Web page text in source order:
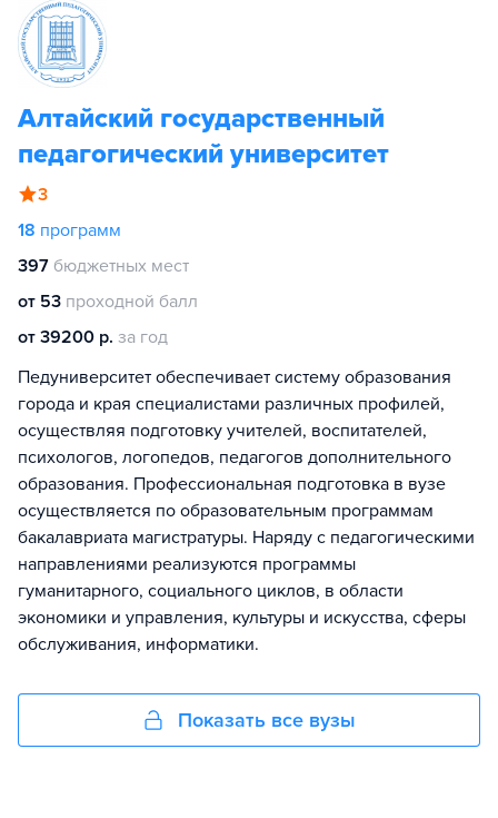
Алтайский государственный
педагогический университет
3
18 программ
397 бюджетных мест
от 53 проходной балл
от 39200 р. за год
Педуниверситет обеспечивает систему образования
города и края специалистами различных профилей,
осуществляя подготовку учителей, воспитателей,
психологов, логопедов, педагогов дополнительного
образования. Профессиональная подготовка в вузе
осуществляется по образовательным программам
бакалавриата магистратуры. Наряду с педагогическими
направлениями реализуются программы
гуманитарного, социального циклов, в области
экономики и управления, культуры и искусства, сферы
обслуживания, информатики.
Показать все вузы